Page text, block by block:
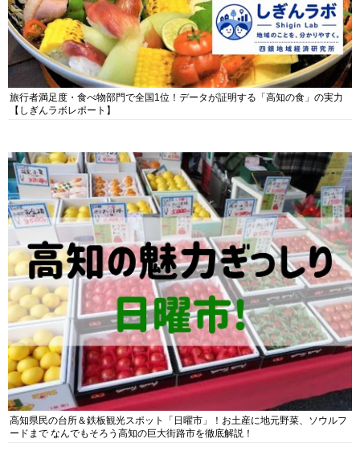
旅行者満足度・食べ物部門で全国1位！データが証明する「高知の食」の実力
【しぎんラボレポート】
高知県民の台所＆鉄板観光スポット「日曜市」！お土産に地元野菜、ソウルフ
ードまで なんでもそろう高知の巨大街路市を徹底解説！